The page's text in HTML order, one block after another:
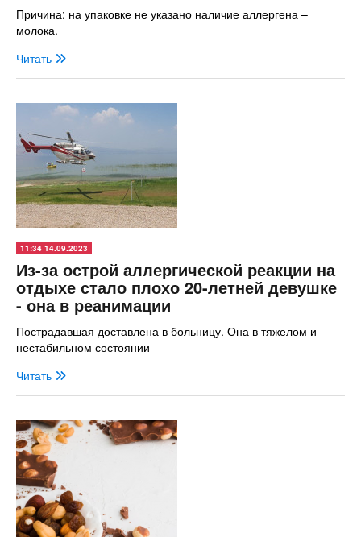
Причина: на упаковке не указано наличие аллергена –
молока.
Читать
11:34 14.09.2023
Из-за острой аллергической реакции на
отдыхе стало плохо 20-летней девушке
- она в реанимации
Пострадавшая доставлена в больницу. Она в тяжелом и
нестабильном состоянии
Читать